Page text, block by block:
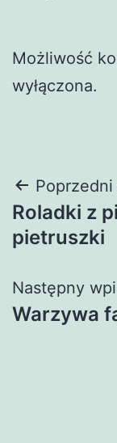
Możliwość
wyłączona.
wpisu
Roladki z
pietruszki
Następny
Warzywa